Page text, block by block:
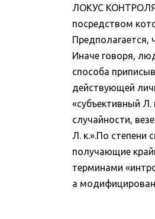
ЛОКУС КОНТРОЛЯ
посредством
Предполагается,
Иначе говоря,
способа
действующей
«субъективный Л.
случайности,
Л. к.».По степени
получающие
терминами
а